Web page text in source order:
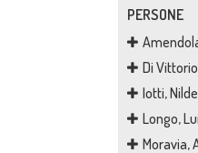
PERSONE
Di
Iotti, Nilde
Longo,
Moravia,